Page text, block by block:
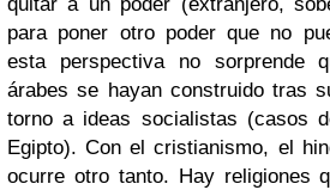
quitar a un poder (extranjero,
para poner otro poder que no
esta perspectiva no sorprende
árabes se hayan construido tras
torno a ideas socialistas (casos
Egipto). Con el cristianismo, el
ocurre otro tanto. Hay religiones